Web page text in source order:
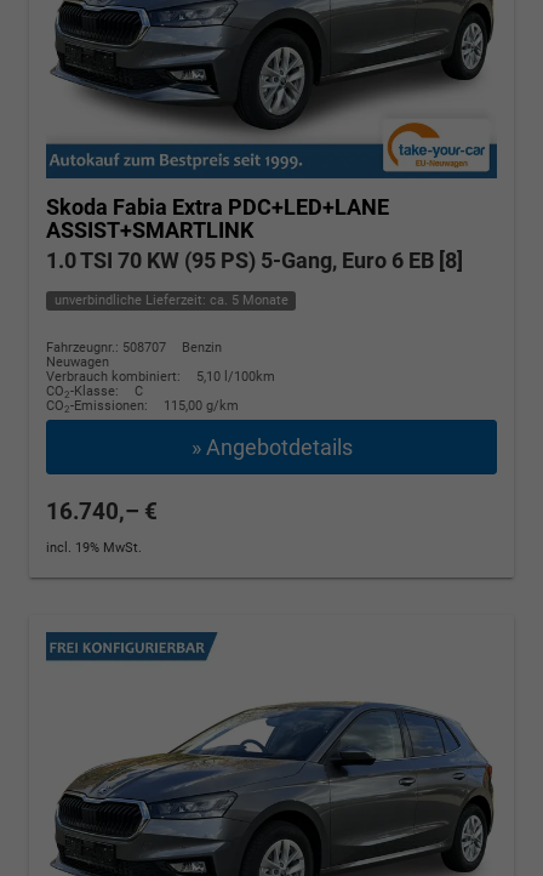
Skoda Fabia Extra PDC+LED+LANE
ASSIST+SMARTLINK
1.0 TSI 70 KW (95 PS) 5-Gang, Euro 6 EB [8]
unverbindliche Lieferzeit: ca. 5 Monate
Fahrzeugnr.: 508707
Benzin
Neuwagen
Verbrauch kombiniert:
5,10 l/100km
CO2-Klasse:
C
CO2-Emissionen: 115,00 g/km
» Angebotdetails
16.740,– €
incl. 19% MwSt.